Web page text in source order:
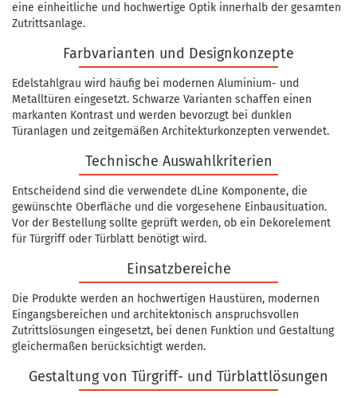
eine einheitliche und hochwertige Optik innerhalb der gesamten
Zutrittsanlage.
Farbvarianten und Designkonzepte
Edelstahlgrau wird häufig bei modernen Aluminium- und
Metalltüren eingesetzt. Schwarze Varianten schaffen einen
markanten Kontrast und werden bevorzugt bei dunklen
Türanlagen und zeitgemäßen Architekturkonzepten verwendet.
Technische Auswahlkriterien
Entscheidend sind die verwendete dLine Komponente, die
gewünschte Oberfläche und die vorgesehene Einbausituation.
Vor der Bestellung sollte geprüft werden, ob ein Dekorelement
für Türgriff oder Türblatt benötigt wird.
Einsatzbereiche
Die Produkte werden an hochwertigen Haustüren, modernen
Eingangsbereichen und architektonisch anspruchsvollen
Zutrittslösungen eingesetzt, bei denen Funktion und Gestaltung
gleichermaßen berücksichtigt werden.
Gestaltung von Türgriff- und Türblattlösungen